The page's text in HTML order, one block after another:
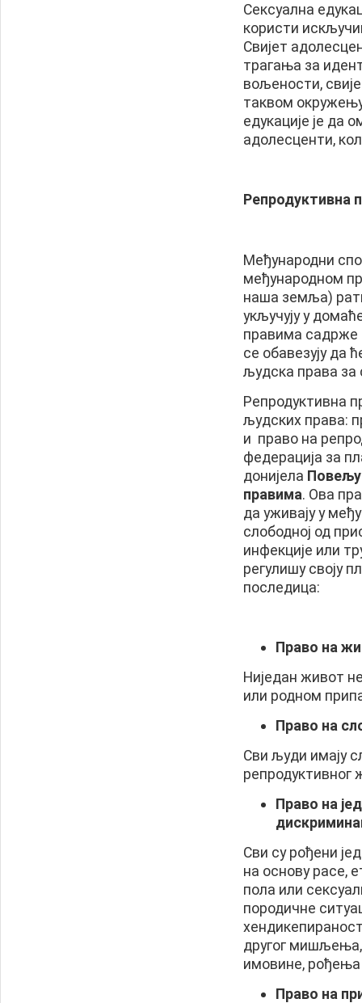
Сексуална
користи
Свијет
трагања за
вољености,
таквом
едукације је да
адолесценти,
Репродуктивна
Међународни
међународном
наша земља)
укључују у
правима садрже
се обавезују да
људска права за
Репродуктивна
људских права:
и право на
федерација за
донијела Повељу
правима. Ова
да уживају у
слободној од
инфекције или
регулишу своју
последица:
Право на
Ниједан живот
или родном
Право на
Сви људи имају
репродуктивног
Право на
Сви су рођени
на основу расе,
пола или
породичне
другог мишљења,
имовине, рођења
Право на